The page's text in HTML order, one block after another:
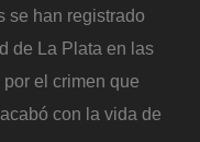
se han registrado
de La Plata en las
el crimen que
con la vida de